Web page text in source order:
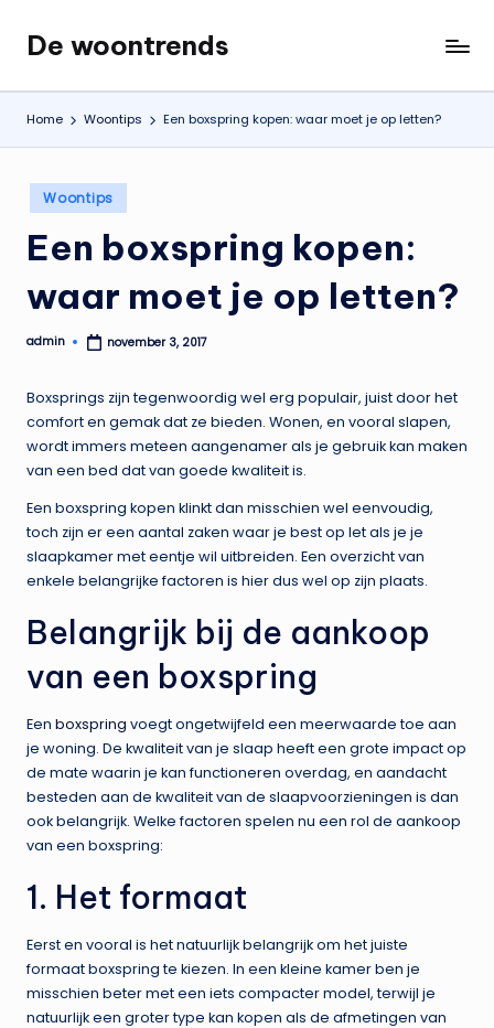
de
inhoud
De woontrends
Interieur
en
lifestyle
Home Woontips Een boxspring kopen: waar moet je op letten?
Geplaatst
in
Woontips
Een boxspring kopen:
waar moet je op letten?
Geplaatst
admin november 3, 2017
Boxsprings zijn tegenwoordig wel erg populair, juist door het
comfort en gemak dat ze bieden. Wonen, en vooral slapen,
wordt immers meteen aangenamer als je gebruik kan maken
van een bed dat van goede kwaliteit is.
Een boxspring kopen klinkt dan misschien wel eenvoudig,
toch zijn er een aantal zaken waar je best op let als je je
slaapkamer met eentje wil uitbreiden. Een overzicht van
enkele belangrijke factoren is hier dus wel op zijn plaats.
Belangrijk bij de aankoop
van een boxspring
Een boxspring voegt ongetwijfeld een meerwaarde toe aan
je woning. De kwaliteit van je slaap heeft een grote impact op
de mate waarin je kan functioneren overdag, en aandacht
besteden aan de kwaliteit van de slaapvoorzieningen is dan
ook belangrijk. Welke factoren spelen nu een rol de aankoop
van een boxspring:
1. Het formaat
Eerst en vooral is het natuurlijk belangrijk om het juiste
formaat boxspring te kiezen. In een kleine kamer ben je
misschien beter met een iets compacter model, terwijl je
natuurlijk een groter type kan kopen als de afmetingen van